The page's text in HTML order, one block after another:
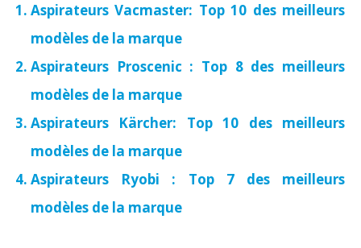
Aspirateurs Vacmaster: Top 10 des meilleurs
modèles de la marque
Aspirateurs Proscenic : Top 8 des meilleurs
modèles de la marque
Aspirateurs Kärcher: Top 10 des meilleurs
modèles de la marque
Aspirateurs Ryobi : Top 7 des meilleurs
modèles de la marque